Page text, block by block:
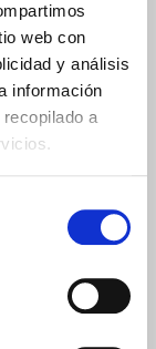
web con
y análisis
información
a